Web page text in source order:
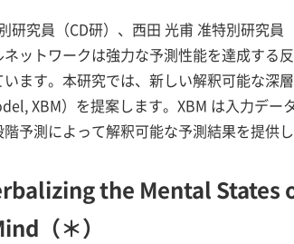
研究員（CD研）、西田 光甫 准特別研究員
ットワークは強力な予測性能を達成する
います。本研究では、新しい解釈可能な
XBM）を提案します。XBM は入力デー
予測によって解釈可能な予測結果を提供し
the Mental
（＊）